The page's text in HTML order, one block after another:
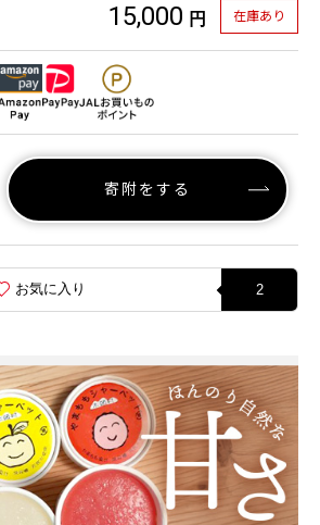
15,000 円 在庫あり
寄附をする
お気に入り 2